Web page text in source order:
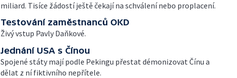
miliard. Tisíce žádostí ještě čekají na schválení nebo proplacení.
Testování zaměstnanců OKD
Živý vstup Pavly Daňkové.
Jednání USA s Čínou
Spojené státy mají podle Pekingu přestat démonizovat Čínu a
dělat z ní fiktivního nepřítele.